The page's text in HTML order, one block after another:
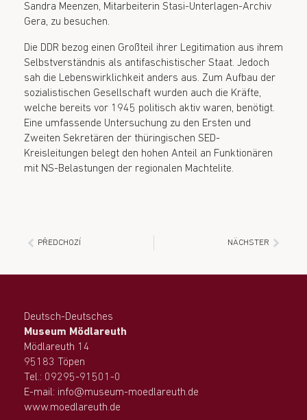
Sandra Meenzen, Mitarbeiterin Stasi-Unterlagen-Archiv
Gera, zu besuchen.
Die DDR bezog einen Großteil ihrer Legitimation aus ihrem
Selbstverständnis als antifaschistischer Staat. Jedoch
sah die Lebenswirklichkeit anders aus. Zum Aufbau der
sozialistischen Gesellschaft wurden auch die Kräfte,
welche bereits vor 1945 politisch aktiv waren, benötigt.
Eine umfassende Untersuchung zu den Ersten und
Zweiten Sekretären der thüringischen SED-
Kreisleitungen belegt den hohen Anteil an Funktionären
mit NS-Belastungen der regionalen Machtelite.
PŘEDCHOZÍ NÄCHSTER
Deutsch-Deutsches
Museum Mödlareuth
Mödlareuth 14
95183 Töpen
Tel.: 09295-91501-0
E-mail: info@museum-moedlareuth.de
www.moedlareuth.de